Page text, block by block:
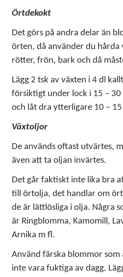
Örtdekokt
Det görs på andra delar än
örten, då använder du hårda
rötter, frön, bark och då
Lägg 2 tsk av växten i 4 dl
försiktigt under lock i 15 – 30
och låt dra ytterligare 10 – 15
Växtoljor
De används oftast utvärtes,
även att ta oljan invärtes.
Det går faktiskt inte lika bra
till örtolja, det handlar om
de är lättlösliga i olja. Några
är Ringblomma, Kamomill,
Arnika m fl.
Använd färska blommor som
inte vara fuktiga av dagg.